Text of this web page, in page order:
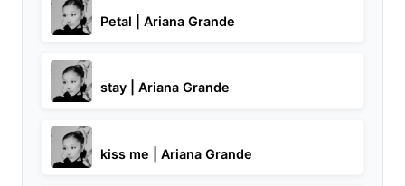
Petal | Ariana Grande
stay | Ariana Grande
kiss me | Ariana Grande